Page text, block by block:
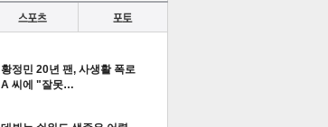
황정민 20년 팬, 사생활 폭로
A 씨에 "잘못…